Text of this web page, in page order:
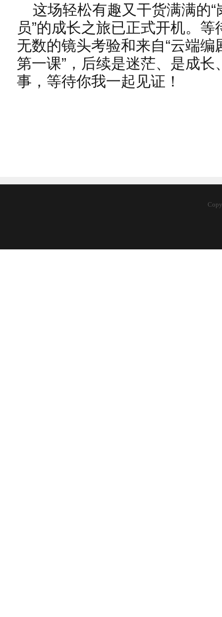
这场轻松有趣又干货满满的“
员”的成长之旅已正式开机。
无数的镜头考验和来自“云端编
第一课”，后续是迷茫、是成长
事，等待你我一起见证！